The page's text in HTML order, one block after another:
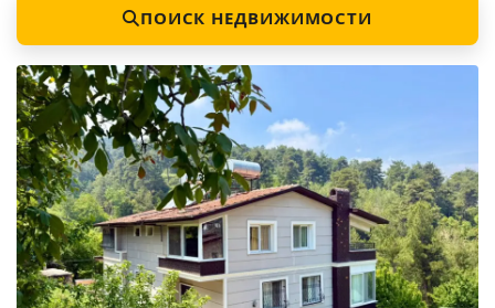
ПОИСК НЕДВИЖИМОСТИ